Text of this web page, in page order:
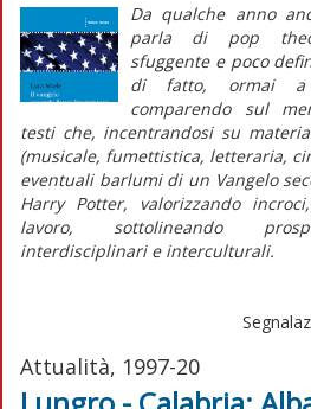
Da qualche anno
parla di pop
sfuggente e poco
di fatto, ormai a
comparendo sul
testi che, incentrandosi su
(musicale, fumettistica, letteraria,
eventuali barlumi di un Vangelo
Harry Potter, valorizzando
lavoro, sottolineando
interdisciplinari e interculturali.
Attualità, 1997-20